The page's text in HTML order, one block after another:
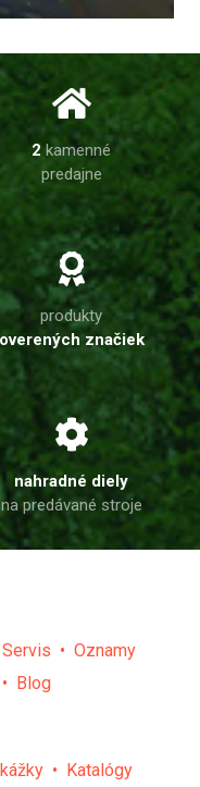
2 kamenné
predajne
produkty
overených značiek
nahradné diely
na predávané stroje
Servis
Oznamy
Blog
Katalógy